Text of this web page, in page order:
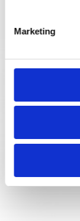
Marketing